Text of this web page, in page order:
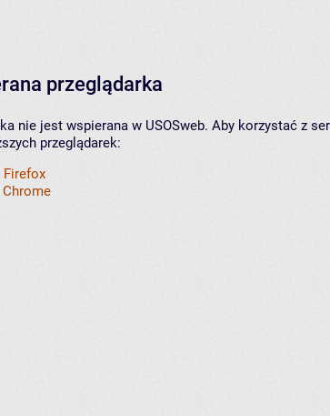
przeglądarka
nie jest wspierana w USOSweb. Aby korzystać z
przeglądarek: